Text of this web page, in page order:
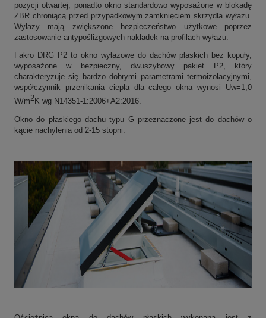
pozycji otwartej, ponadto okno standardowo wyposażone w blokadę
ZBR chroniącą przed przypadkowym zamknięciem skrzydła wyłazu.
Wyłazy mają zwiększone bezpieczeństwo użytkowe poprzez
zastosowanie antypoślizgowych nakładek na profilach wyłazu.
Fakro DRG P2 to okno wyłazowe do dachów płaskich bez kopuły,
wyposażone w bezpieczny, dwuszybowy pakiet P2, który
charakteryzuje się bardzo dobrymi parametrami termoizolacyjnymi,
współczynnik przenikania ciepła dla całego okna wynosi Uw=1,0
W/m2K wg N14351-1:2006+A2:2016.
Okno do płaskiego dachu typu G przeznaczone jest do dachów o
kącie nachylenia od 2-15 stopni.